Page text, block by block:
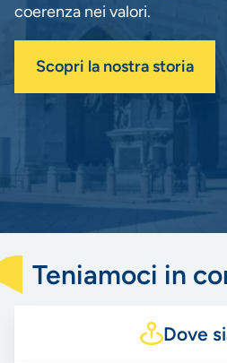
coerenza nei valori.
Scopri la nostra storia
Teniamoci in
Dove